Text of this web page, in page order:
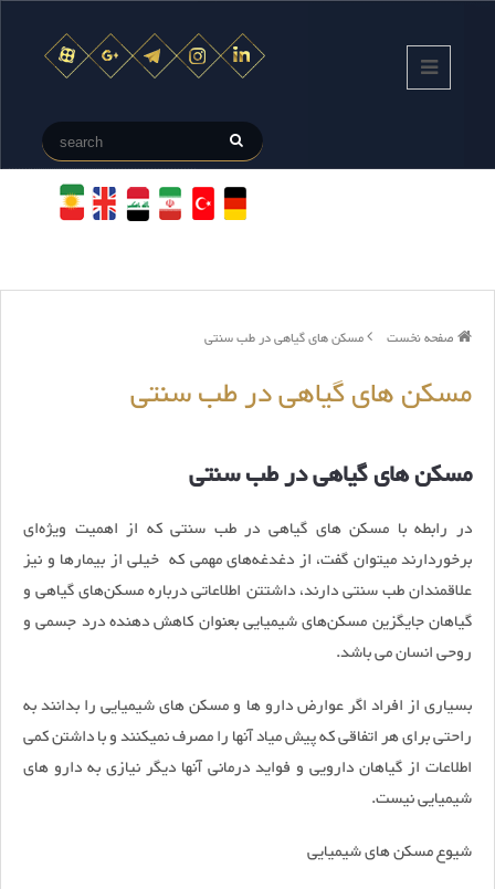
صفحه نخست مسکن های گیاهی در طب سنتی
مسکن های گیاهی در طب سنتی
مسکن های گیاهی در طب سنتی
در رابطه با مسکن های گیاهی در طب سنتی که از اهمیت ویژه‌ای
برخوردارند میتوان گفت، از دغدغه‌های مهمی که خیلی از بیمارها و نیز
علاقمندان طب سنتی دارند، داشتتن اطلاعاتی درباره مسکن‌های گیاهی و
گیاهان جایگزین مسکن‌های شیمیایی بعنوان کاهش دهنده درد جسمی و
روحی انسان می باشد.
بسیاری از افراد اگر عوارض دارو ها و مسکن های شیمیایی را بدانند به
راحتی برای هر اتفاقی که پیش میاد آنها را مصرف نمیکنند و با داشتن کمی
اطلاعات از گیاهان دارویی و فواید درمانی آنها دیگر نیازی به دارو های
شیمیایی نیست.
شیوع مسکن های شیمیایی